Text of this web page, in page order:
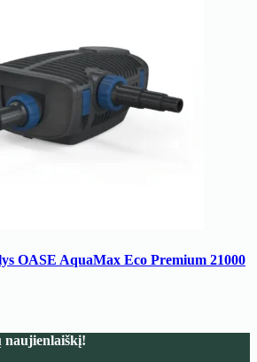
OASE AquaMax Eco Premium 21000
naujienlaiškį!